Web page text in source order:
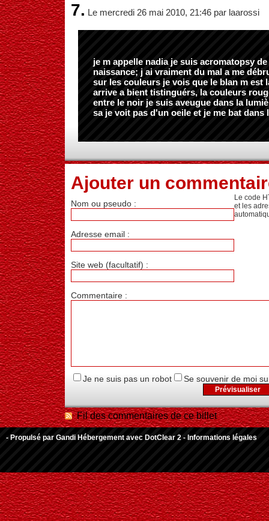
7. Le mercredi 26 mai 2010, 21:46 par laarossi
je m appelle nadia je suis acromatopsy
naissance; j ai vraiment du mal a me
sur les couleurs je vois que le blan m est
arrive a bient tistinguérs, la couleurs
entre le noir je suis aveugue dans la
sa je voit pas d'un oeile et je me bat dans
Ajouter un
Nom ou pseudo :
Adresse email :
Site web (facultatif) :
Commentaire :
Le code
et les
Je ne suis pas un robot Se souvenir de moi
Fil des commentaires de ce billet
- Propulsé par Gandi Hébergement avec DotClear 2 - Informations légales